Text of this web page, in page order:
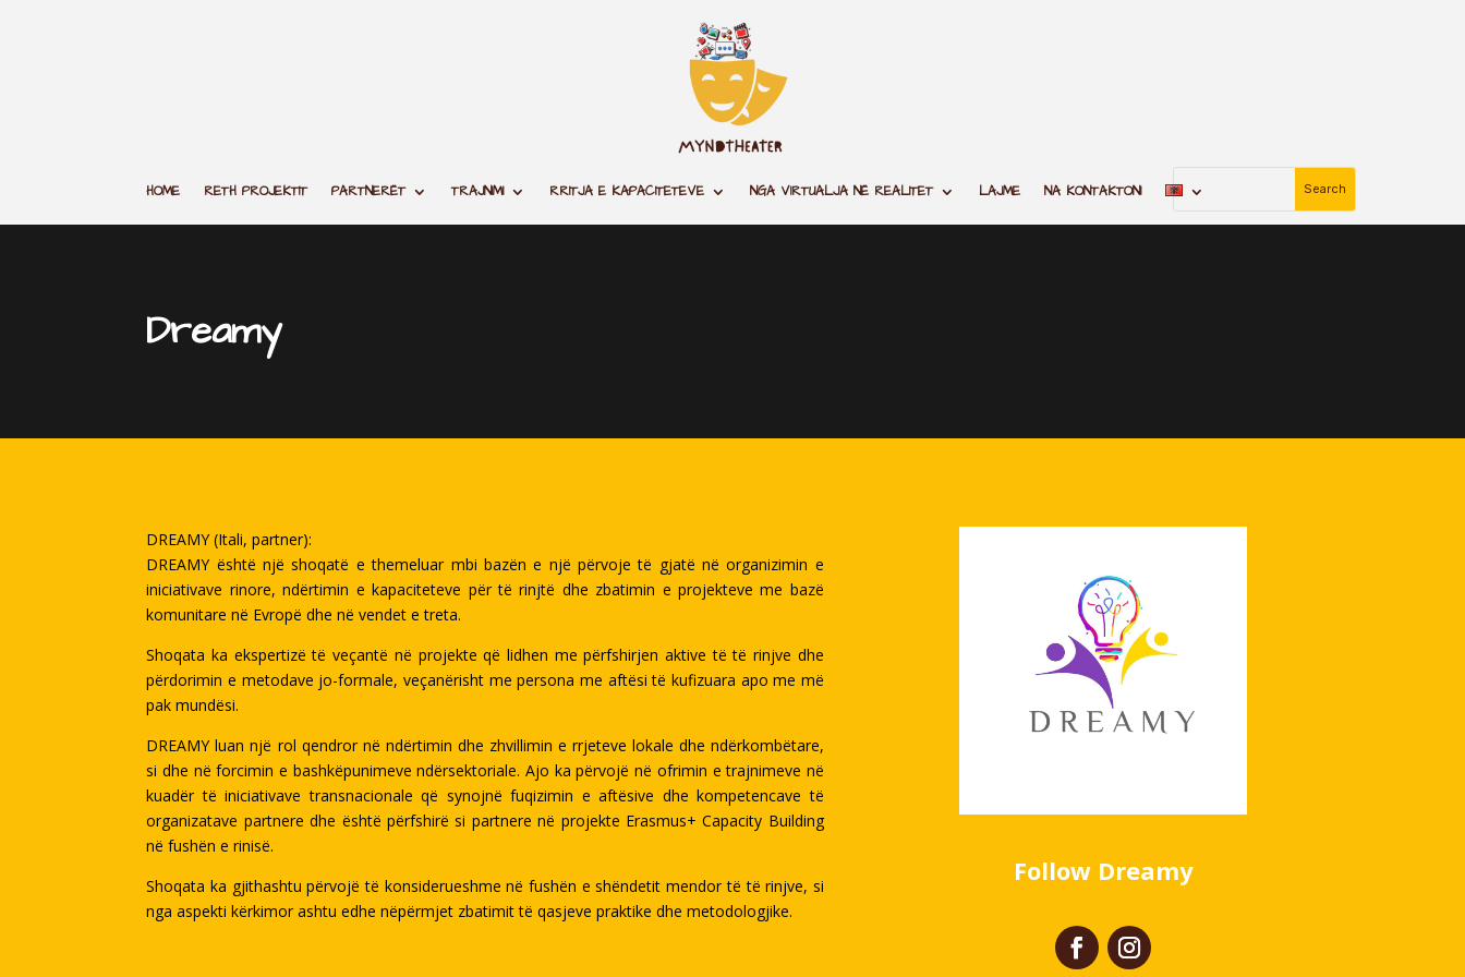
HOME RETH PROJEKTIT PARTNERËT TRAJNIMI RRITJA E KAPACITETEVE NGA VIRTUALJA NË REALITET LAJME NA KONTAKTONI
Dreamy
DREAMY (Itali, partner):
DREAMY është një shoqatë e themeluar mbi bazën e një përvoje të gjatë në organizimin e
iniciativave rinore, ndërtimin e kapaciteteve për të rinjtë dhe zbatimin e projekteve me bazë
komunitare në Evropë dhe në vendet e treta.
Shoqata ka ekspertizë të veçantë në projekte që lidhen me përfshirjen aktive të të rinjve dhe
përdorimin e metodave jo-formale, veçanërisht me persona me aftësi të kufizuara apo me më
pak mundësi.
DREAMY luan një rol qendror në ndërtimin dhe zhvillimin e rrjeteve lokale dhe ndërkombëtare,
si dhe në forcimin e bashkëpunimeve ndërsektoriale. Ajo ka përvojë në ofrimin e trajnimeve në
kuadër të iniciativave transnacionale që synojnë fuqizimin e aftësive dhe kompetencave të
organizatave partnere dhe është përfshirë si partnere në projekte Erasmus+ Capacity Building
në fushën e rinisë.
Shoqata ka gjithashtu përvojë të konsiderueshme në fushën e shëndetit mendor të të rinjve, si
nga aspekti kërkimor ashtu edhe nëpërmjet zbatimit të qasjeve praktike dhe metodologjike.
Follow Dreamy